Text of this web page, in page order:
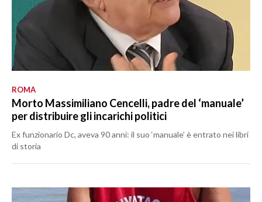
ROMA
Morto Massimiliano Cencelli, padre del ‘manuale’
per distribuire gli incarichi politici
Ex funzionario Dc, aveva 90 anni: il suo ‘manuale’ è entrato nei libri
di storia